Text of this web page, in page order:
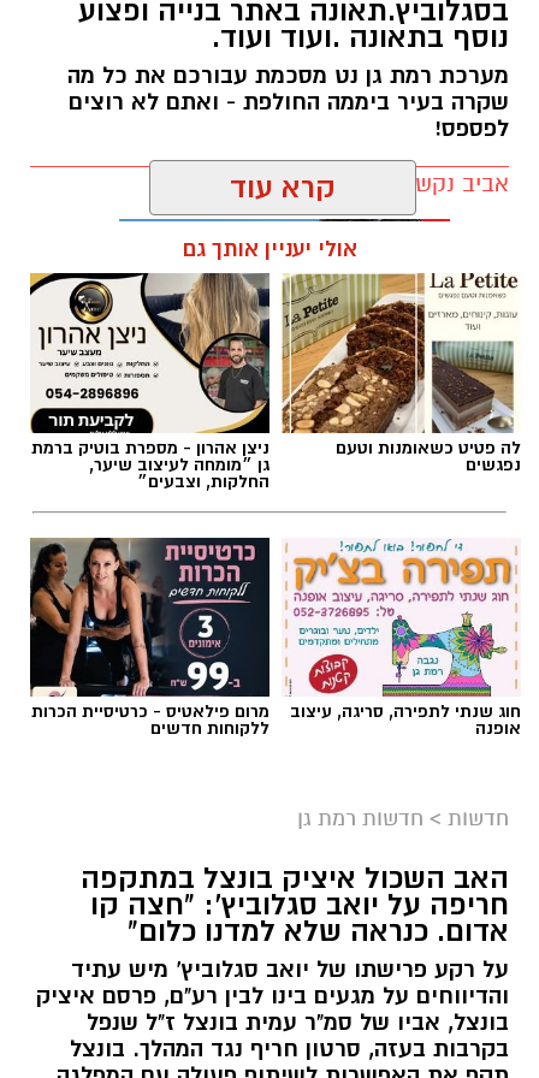
בסגלוביץ.תאונה באתר בנייה ופצוע
נוסף בתאונה .ועוד ועוד.
מערכת רמת גן נט מסכמת עבורכם את כל מה
שקרה בעיר ביממה החולפת - ואתם לא רוצים
לפספס!
אביב נקש / 20:22 09.08.26
תגים:חדשות רמת גן
האירועים:
לילה לוהט ברמת גן: הצתות במספר מוקדים בעיר
קרא עוד
אולי יעניין אותך גם
לה פטיט כשאומנות וטעם
נפגשים
ניצן אהרון - מספרת בוטיק ברמת
גן ״מומחה לעיצוב שיער,
החלקות, וצבעים״
חוג שנתי לתפירה, סריגה, עיצוב
אופנה
מרום פילאטיס - כרטיסיית הכרות
ללקוחות חדשים
חדשות > חדשות רמת גן
האב השכול איציק בונצל במתקפה
חריפה על יואב סגלוביץ': "חצה קו
אדום. כנראה שלא למדנו כלום"
על רקע פרישתו של יואב סגלוביץ' מיש עתיד
והדיווחים על מגעים בינו לבין רע"ם, פרסם איציק
בונצל, אביו של סמ"ר עמית בונצל ז"ל שנפל
בקרבות בעזה, סרטון חריף נגד המהלך. בונצל